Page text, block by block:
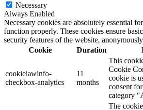
Necessary
Always Enabled
Necessary cookies are absolutely essential
function properly. These cookies ensure
security features of the website,
Cookie
Duration
cookielawinfo-
checkbox-analytics
11
months
This
Cookie
cookie is
consent
category
The